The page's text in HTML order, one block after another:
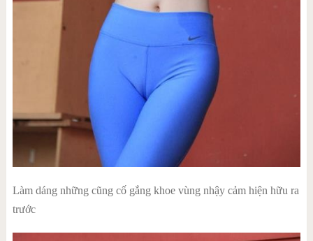
Làm dáng những cũng cố gắng khoe vùng nhậy cảm hiện hữu ra
trước